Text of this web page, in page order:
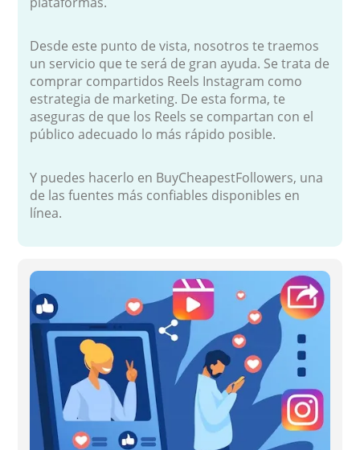
Desde este punto de vista, nosotros te traemos
un servicio que te será de gran ayuda. Se trata de
comprar compartidos Reels Instagram como
estrategia de marketing. De esta forma, te
aseguras de que los Reels se compartan con el
público adecuado lo más rápido posible.
Y puedes hacerlo en BuyCheapestFollowers, una
de las fuentes más confiables disponibles en
línea.